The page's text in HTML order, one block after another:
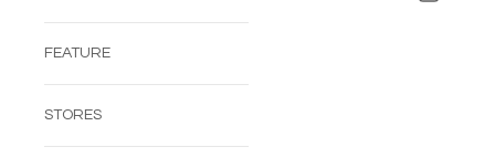
FEATURE
STORES